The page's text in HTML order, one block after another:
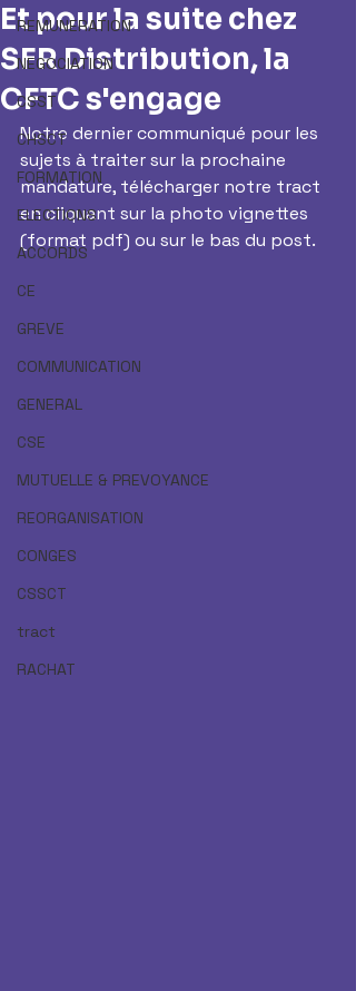
REMUNERATION
NEGOCIATION
CSST
CHSCT
FORMATION
ELECTIONS
ACCORDS
CE
GREVE
COMMUNICATION
GENERAL
CSE
MUTUELLE & PREVOYANCE
REORGANISATION
CONGES
CSSCT
tract
RACHAT
Et pour la suite chez
SFR Distribution, la
CFTC s'engage
Notre dernier communiqué pour les
sujets à traiter sur la prochaine
mandature, télécharger notre tract
en cliquant sur la photo vignettes
(format pdf) ou sur le bas du post.